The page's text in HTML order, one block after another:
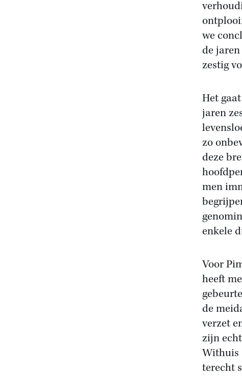
we
de
zestig
Het
jaren
zo
deze
men
enkele
Voor
heeft
de
verzet
zijn
Withuis
terecht